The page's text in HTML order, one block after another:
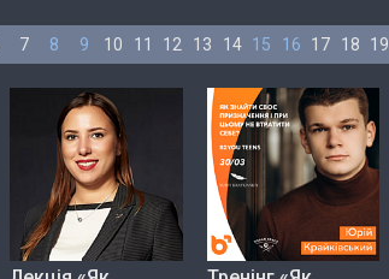
7 8 9 10 11 12 13 14 15 16 17 18 19